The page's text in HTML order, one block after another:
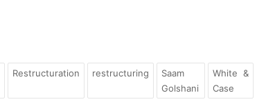
Restructuration restructuring
Saam
Golshani
White &
Case